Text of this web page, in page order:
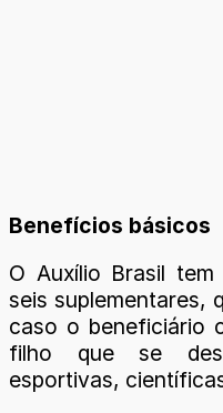
Benefícios básicos
O Auxílio Brasil
seis suplementares,
caso o beneficiário
filho que se
esportivas,